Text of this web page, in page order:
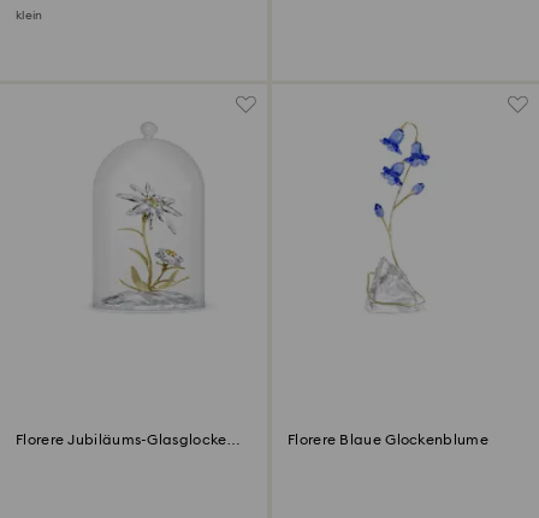
klein
Florere Jubiläums-Glasglocke
Florere Blaue Glockenblume